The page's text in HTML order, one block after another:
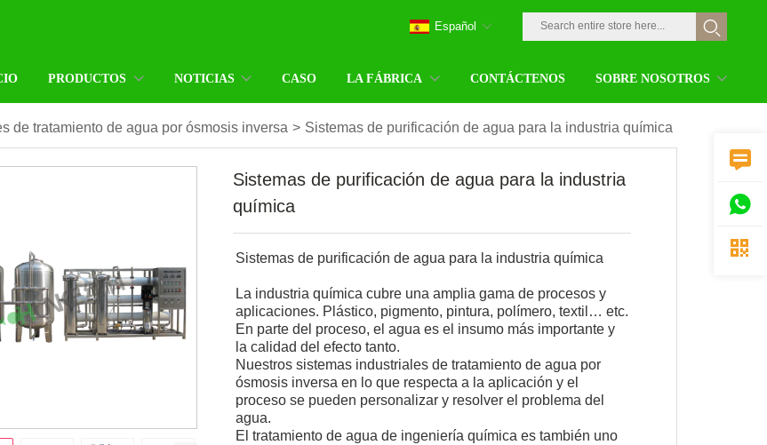
PRODUCTOS NOTICIAS CASO LA FÁBRICA CONTÁCTENOS SOBRE NOSOTROS
Español
de tratamiento de agua por ósmosis inversa > Sistemas de purificación de agua para la industria química
Sistemas de purificación de agua para la industria
química
Sistemas de purificación de agua para la industria química
La industria química cubre una amplia gama de procesos y
aplicaciones. Plástico, pigmento, pintura, polímero, textil… etc.
En parte del proceso, el agua es el insumo más importante y
la calidad del efecto tanto.
Nuestros sistemas industriales de tratamiento de agua por
ósmosis inversa en lo que respecta a la aplicación y el
proceso se pueden personalizar y resolver el problema del
agua.
El tratamiento de agua de ingeniería química es también uno


